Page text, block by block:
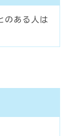
のある人は